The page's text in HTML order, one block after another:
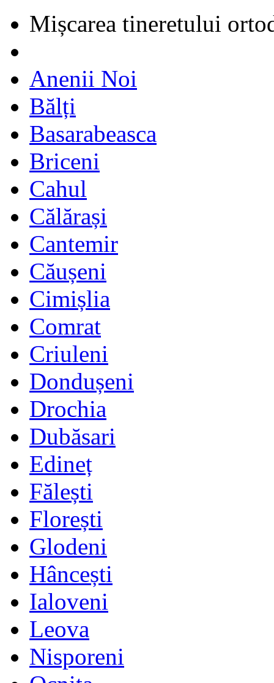
Mișcarea tineretului
Anenii Noi
Bălți
Basarabeasca
Briceni
Cahul
Călărași
Cantemir
Căușeni
Cimișlia
Comrat
Criuleni
Dondușeni
Drochia
Dubăsari
Edineț
Fălești
Florești
Glodeni
Hâncești
Ialoveni
Leova
Nisporeni